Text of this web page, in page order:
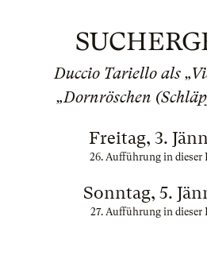
Duccio Tariello als
„Dornröschen
Freitag, 3.
26. Aufführung in dieser
Sonntag, 5.
27. Aufführung in dieser